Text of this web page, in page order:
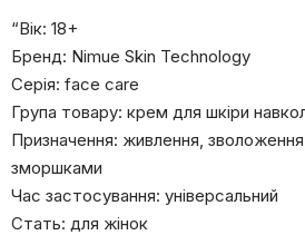
“Вік: 18+
Бренд: Nimue Skin Technology
Серія: face care
Група товару: крем для шкіри
Призначення: живлення,
зморшками
Час застосування: універсальний
Стать: для жінок